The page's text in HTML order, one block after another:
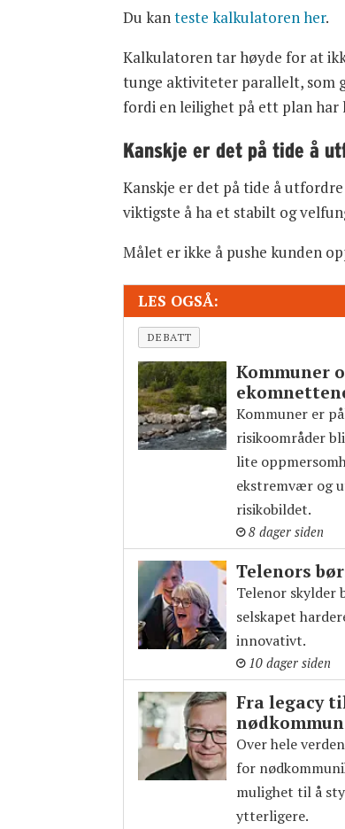
Du kanteste kalkulatoren her.
Kalkulatoren tar høyde for at
tunge aktiviteter parallelt, som
fordi en leilighet på ett plan har
Kanskje er det på tide å
Kanskje er det på tide å
viktigste å ha et stabilt og
Målet er ikke å pushe kunden
LES OGSÅ:
DEBATT
Kommuner
Kommuner er
risikoområder
lite
ekstremvær og
risikobildet.
8 dager siden
Telenors
Telenor skylder
selskapet
innovativt.
10 dager siden
Fra legacy
Over hele
for
mulighet til å
ytterligere.